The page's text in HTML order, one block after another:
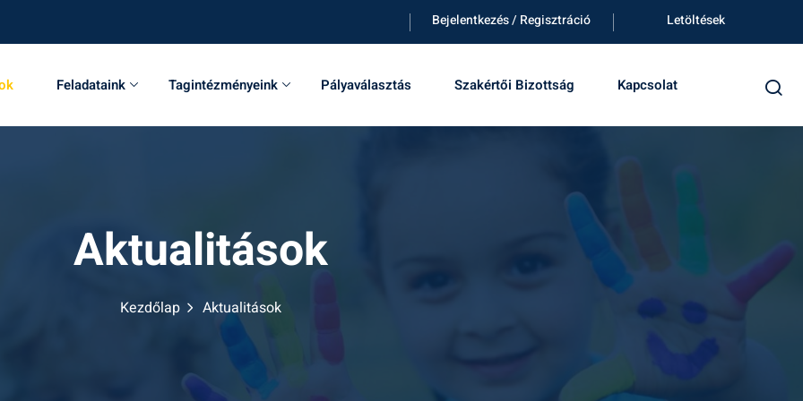
Bejelentkezés / Regisztráció Letöltések
Feladataink Tagintézményeink Pályaválasztás Szakértői Bizottság Kapcsolat
Aktualitások
Kezdőlap Aktualitások